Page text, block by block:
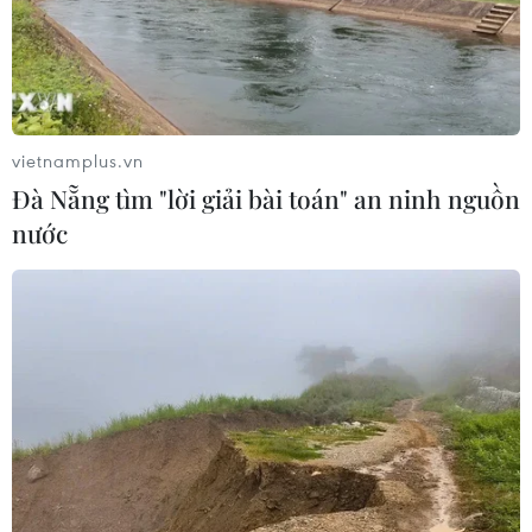
08/08/2026 02:11
Cần Thơ thúc đẩy hợp tác du lịch với
đối tác Hàn Quốc
07/08/2026 12:46
Hàn Quốc áp dụng ưu đãi thuế hỗ
Trung Quốc hoàn thành bản đồ địa
chất mới của toàn bộ Mặt Trăng
07/08/2026 08:52
vietnamplus.vn
Đà Nẵng tìm "lời giải bài toán" an ninh nguồn
nước